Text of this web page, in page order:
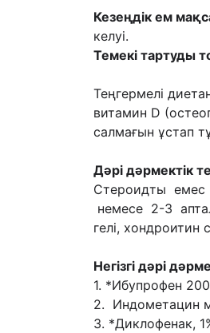
Кезеңдік ем
келуі.
Темекі тартуды
Теңгермелі
витамин D
салмағын ұстап
Дəрі дəрмектік
Стероидты
немесе 2-3
гелі, хондроитин
Негізгі дəрі
1. *Ибупрофен
2. Индометацин
3. *Диклофенак,